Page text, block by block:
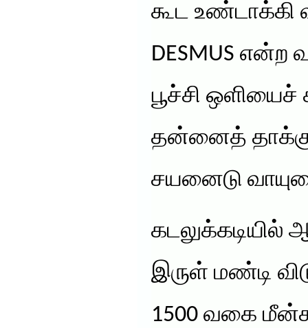
கூட உண்டாக்கி
DESMUS என்ற
பூச்சி ஒளியைச்
தன்னைத்
சயனைடு
இருள் மண்டி
1500 வகை